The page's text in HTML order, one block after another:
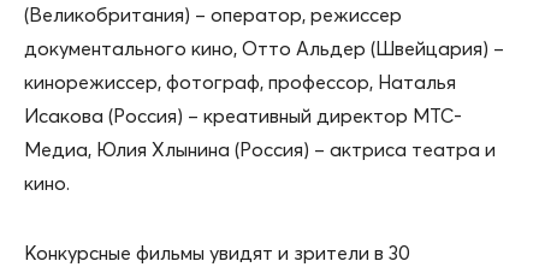
(Великобритания) – оператор, режиссер
документального кино, Отто Альдер (Швейцария) –
кинорежиссер, фотограф, профессор, Наталья
Исакова (Россия) – креативный директор МТС-
Медиа, Юлия Хлынина (Россия) – актриса театра и
кино.
Конкурсные фильмы увидят и зрители в 30